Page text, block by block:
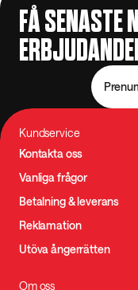
FÅ SENASTE
Kundservice
Kontakta oss
Vanliga frågor
Betalning & leverans
Reklamation
Utöva ångerrätten
Om oss